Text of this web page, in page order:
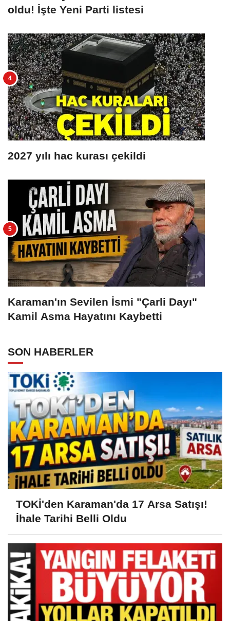
oldu! İşte Yeni Parti listesi
2027 yılı hac kurası çekildi
Karaman'ın Sevilen İsmi "Çarli Dayı"
Kamil Asma Hayatını Kaybetti
SON HABERLER
TOKİ'den Karaman'da 17 Arsa Satışı!
İhale Tarihi Belli Oldu